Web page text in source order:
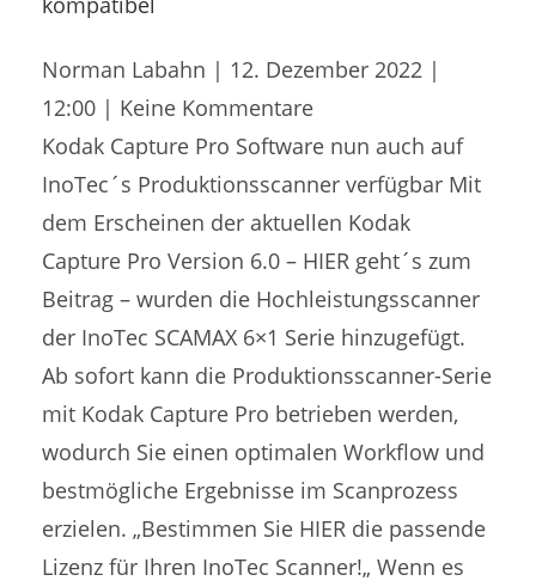
Norman Labahn
12. Dezember 2022
12:00
Keine Kommentare
Kodak Capture Pro Software nun auch auf
InoTec´s Produktionsscanner verfügbar Mit
dem Erscheinen der aktuellen Kodak
Capture Pro Version 6.0 – HIER geht´s zum
Beitrag – wurden die Hochleistungsscanner
der InoTec SCAMAX 6×1 Serie hinzugefügt.
Ab sofort kann die Produktionsscanner-Serie
mit Kodak Capture Pro betrieben werden,
wodurch Sie einen optimalen Workflow und
bestmögliche Ergebnisse im Scanprozess
erzielen. „Bestimmen Sie HIER die passende
Lizenz für Ihren InoTec Scanner!„ Wenn es